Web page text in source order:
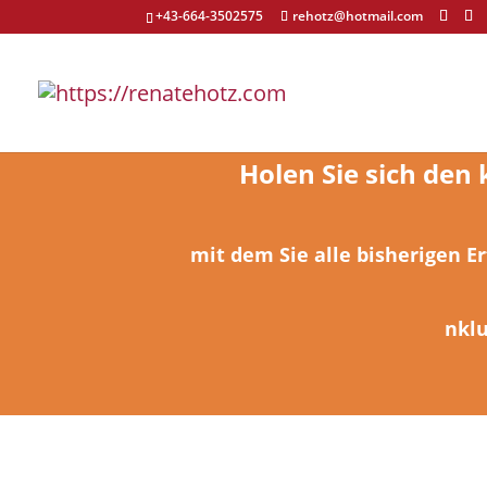
+43-664-3502575 rehotz@hotmail.com
Holen Sie sich
mit dem Sie alle bisherigen